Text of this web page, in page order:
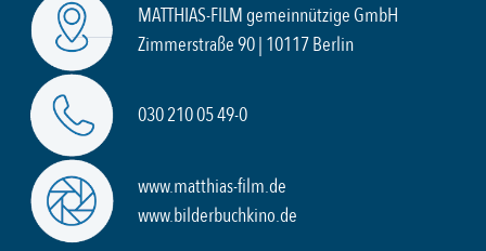
MATTHIAS-FILM gemeinnützige GmbH
Zimmerstraße 90 | 10117 Berlin
030 210 05 49-0
www.matthias-film.de
www.bilderbuchkino.de